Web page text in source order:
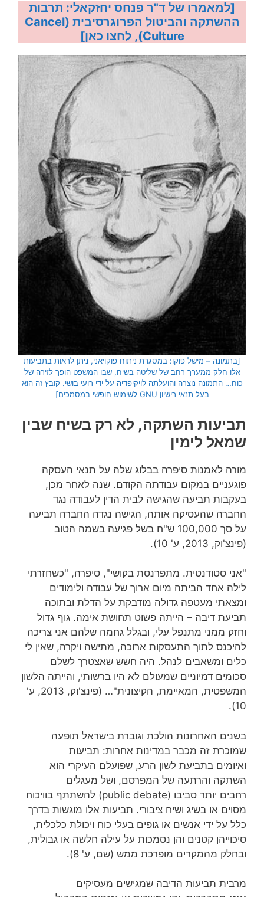
[למאמרו של ד"ר פנחס יחזקאלי: תרבות
ההשתקה והביטול הפרוגרסיבית (Cancel
Culture), לחצו כאן]
[בתמונה – מישל פוקו: במסגרת ניתוח פוקויאני, ניתן לראות בתביעות
אלו חלק ממערך רחב של שליטה בשיח, שבו המשפט הופך לזירה של
כוח… התמונה נוצרה והועלתה לויקיפדיה על ידי רועי בושי. קובץ זה הוא
בעל תנאי רישיון GNU לשימוש חופשי במסמכים]
תביעות השתקה, לא רק בשיח שבין
שמאל לימין
מורה לאמנות סיפרה בבלוג שלה על תנאי העסקה
פוגעניים במקום עבודתה הקודם. שנה לאחר מכן,
בעקבות תביעה שהגישה לבית הדין לעבודה נגד
החברה שהעסיקה אותה, הגישה נגדה החברה תביעה
על סך 100,000 ש"ח בשל פגיעה בשמה הטוב
(פינצ'וק, 2013, ע' 10).
"אני סטודנטית. מתפרנסת בקושי", סיפרה, "כשחזרתי
לילה אחד הביתה מיום ארוך של עבודה ולימודים
ומצאתי מעטפה גדולה מודבקת על הדלת ובתוכה
תביעת דיבה – הייתה פשוט תחושת אימה. גוף גדול
וחזק ממני מתנפל עלי, ובגלל גחמה שלהם אני צריכה
להיכנס לתוך התעסקות ארוכה, מתישה ויקרה, שאין לי
כלים ומשאבים לנהל. היה חשש שאצטרך לשלם
סכומים דמיוניים שמעולם לא היו ברשותי, והייתה הלשון
המשפטית, המאיימת, הקיצונית"… (פינצ'וק, 2013, ע'
10).
בשנים האחרונות הולכת וגוברת בישראל תופעה
שמוכרת זה מכבר במדינות אחרות: תביעות
ואיומים בתביעת לשון הרע, שפועלם העיקרי הוא
השתקה והרתעה של המפרסם, ושל מעגלים
רחבים יותר סביבו (public debate) להשתתף בוויכוח
מסוים או בשיג ושיח ציבורי. תביעות אלו מוגשות בדרך
כלל על ידי אנשים או גופים בעלי כוח ויכולת כלכלית,
סיכוייהן קטנים והן נסמכות על עילה חלשה או גבולית,
ובחלק מהמקרים מופרכת ממש (שם, ע' 8).
מרבית תביעות הדיבה שמגישים מעסיקים